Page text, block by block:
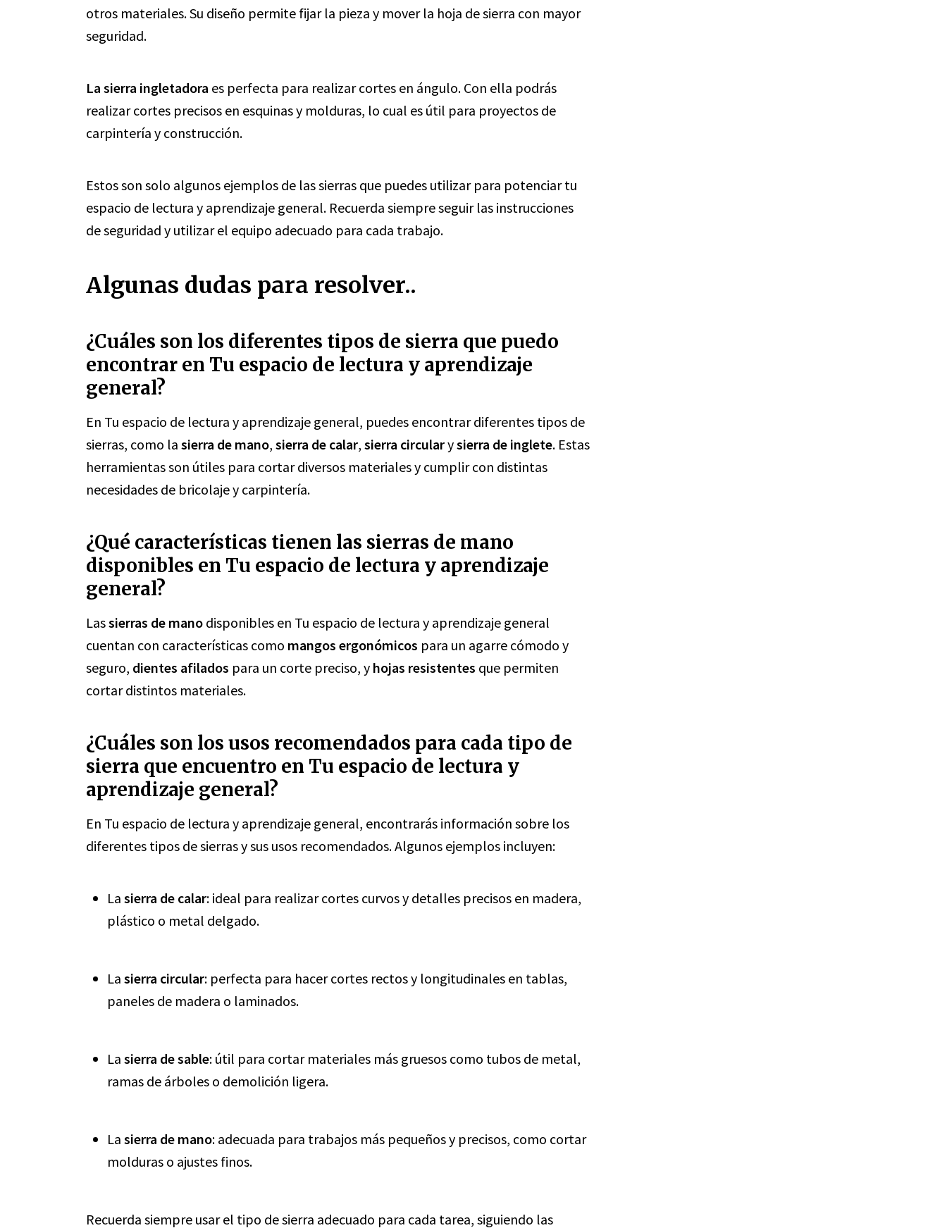
otros materiales. Su diseño permite fijar la pieza y mover la hoja de sierra con mayor
seguridad.
La sierra ingletadora es perfecta para realizar cortes en ángulo. Con ella podrás
realizar cortes precisos en esquinas y molduras, lo cual es útil para proyectos de
carpintería y construcción.
Estos son solo algunos ejemplos de las sierras que puedes utilizar para potenciar tu
espacio de lectura y aprendizaje general. Recuerda siempre seguir las instrucciones
de seguridad y utilizar el equipo adecuado para cada trabajo.
Algunas dudas para resolver..
¿Cuáles son los diferentes tipos de sierra que puedo
encontrar en Tu espacio de lectura y aprendizaje
general?
En Tu espacio de lectura y aprendizaje general, puedes encontrar diferentes tipos de
sierras, como la sierra de mano, sierra de calar, sierra circularysierra de inglete. Estas
herramientas son útiles para cortar diversos materiales y cumplir con distintas
necesidades de bricolaje y carpintería.
¿Qué características tienen las sierras de mano
disponibles en Tu espacio de lectura y aprendizaje
general?
Lassierras de mano disponibles en Tu espacio de lectura y aprendizaje general
cuentan con características como mangos ergonómicos para un agarre cómodo y
seguro, dientes afilados para un corte preciso, y hojas resistentes que permiten
cortar distintos materiales.
¿Cuáles son los usos recomendados para cada tipo de
sierra que encuentro en Tu espacio de lectura y
aprendizaje general?
En Tu espacio de lectura y aprendizaje general, encontrarás información sobre los
diferentes tipos de sierras y sus usos recomendados. Algunos ejemplos incluyen:
La sierra de calar: ideal para realizar cortes curvos y detalles precisos en madera,
plástico o metal delgado.
La sierra circular: perfecta para hacer cortes rectos y longitudinales en tablas,
paneles de madera o laminados.
La sierra de sable: útil para cortar materiales más gruesos como tubos de metal,
ramas de árboles o demolición ligera.
La sierra de mano: adecuada para trabajos más pequeños y precisos, como cortar
molduras o ajustes finos.
Recuerda siempre usar el tipo de sierra adecuado para cada tarea, siguiendo las